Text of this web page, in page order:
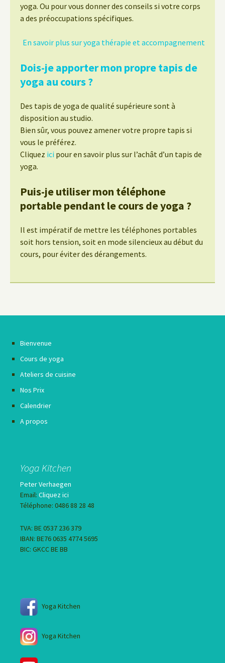
yoga. Ou pour vous donner des conseils si votre corps
a des préoccupations spécifiques.
En savoir plus sur yoga thérapie et accompagnement
Dois-je apporter mon propre tapis de
yoga au cours ?
Des tapis de yoga de qualité supérieure sont à
disposition au studio.
Bien sûr, vous pouvez amener votre propre tapis si
vous le préférez.
Cliquez ici pour en savoir plus sur l’achât d’un tapis de
yoga.
Puis-je utiliser mon téléphone
portable pendant le cours de yoga ?
Il est impératif de mettre les téléphones portables
soit hors tension, soit en mode silencieux au début du
cours, pour éviter des dérangements.
Bienvenue
Cours de yoga
Ateliers de cuisine
Nos Prix
Calendrier
A propos
Yoga Kitchen
Peter Verhaegen
Email: Cliquez ici
Téléphone: 0486 88 28 48
TVA: BE 0537 236 379
IBAN: BE76 0635 4774 5695
BIC: GKCC BE BB
Yoga Kitchen
Yoga Kitchen